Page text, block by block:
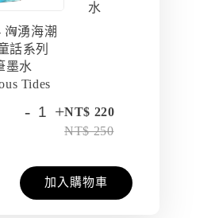
洶湧海潮
話系列
墨水
Tides
- +
水
NT$ 220
NT$ 250
加入購物車